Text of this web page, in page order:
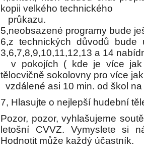
kopii velkého technického
průkazu.
5,neobsazené programy bude
6,z technických důvodů bude
3,6,7,8,9,10,11,12,13 a 14
v pokojích ( kde je více jak
tělocvičně sokolovny pro více
vzdálené asi 10 min. od škol
7, Hlasujte o nejlepší hudební
Pozor, pozor, vyhlašujeme
letošní CVVZ. Vymyslete si
Hodnotit může každý účastník.